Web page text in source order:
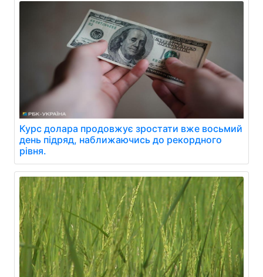
Курс долара продовжує зростати вже восьмий
день підряд, наближаючись до рекордного
рівня.